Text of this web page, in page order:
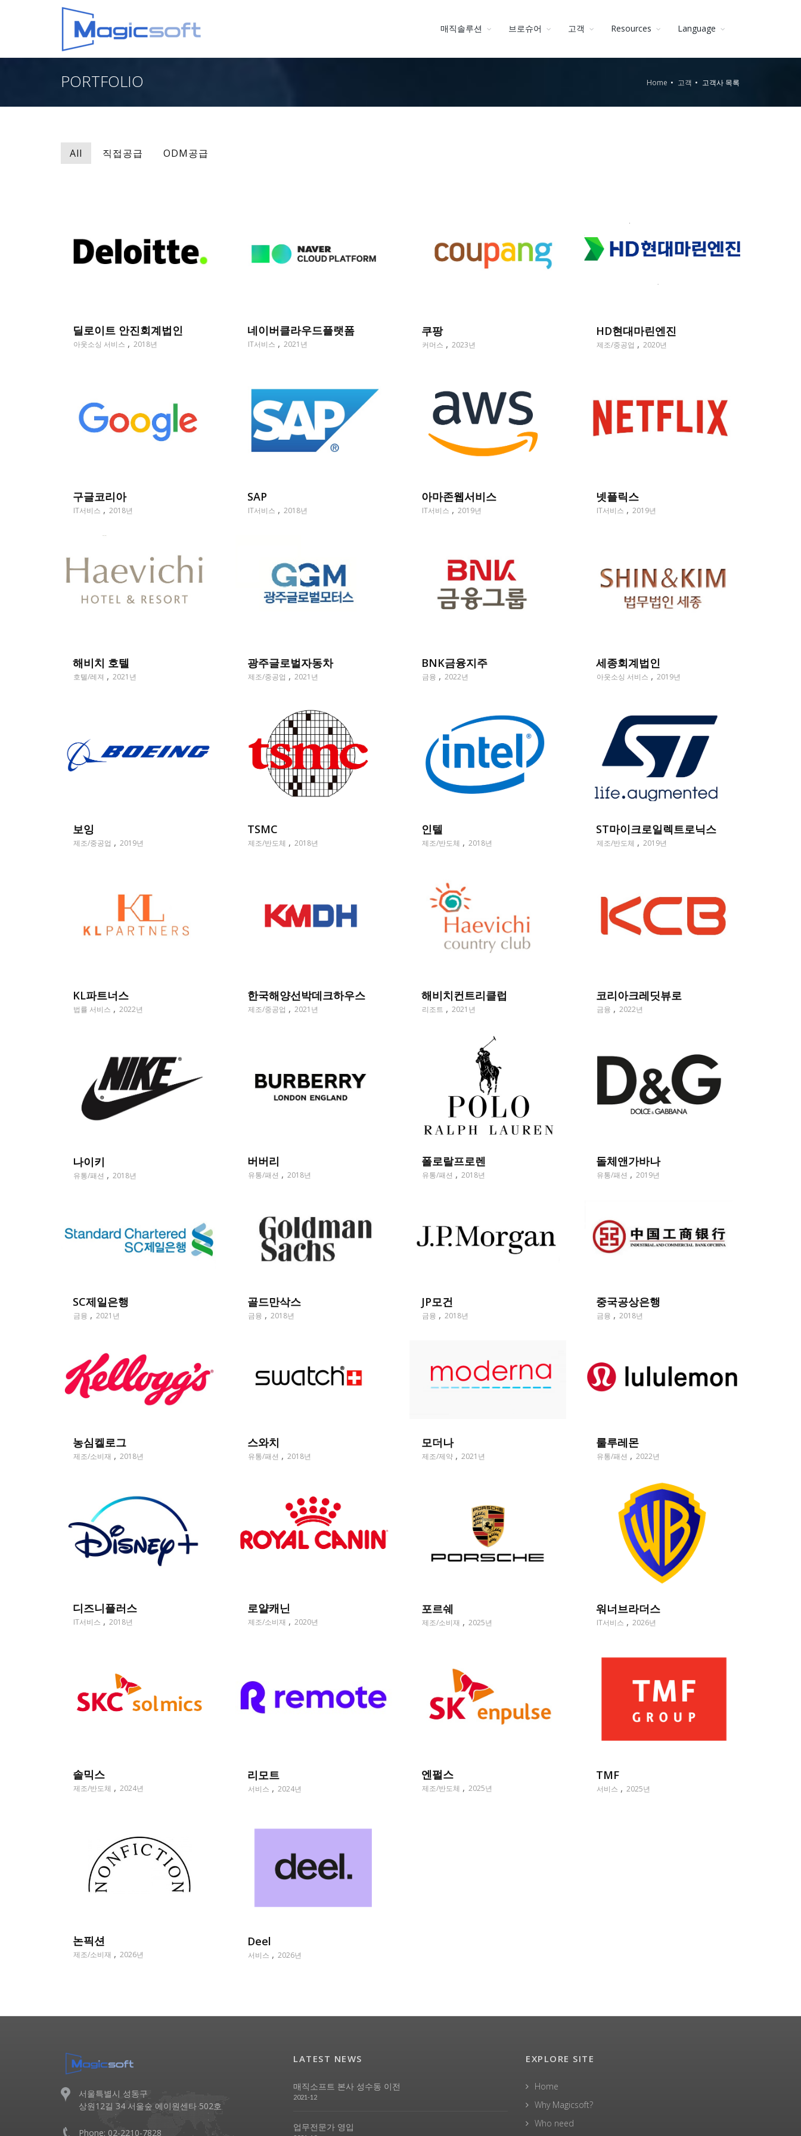
매직솔루션 브로슈어 고객 Resources Language
PORTFOLIO Home 고객 고객사 목록
All 직접공급 ODM공급
딜로이트 안진회계법인
아웃소싱 서비스 2018년
네이버클라우드플랫폼
IT서비스 2021년
쿠팡
커머스 2023년
HD현대마린엔진
제조/중공업 2020년
구글코리아
IT서비스 2018년
SAP
IT서비스 2018년
아마존웹서비스
IT서비스 2019년
넷플릭스
IT서비스 2019년
해비치 호텔
호텔/레져 2021년
광주글로벌자동차
제조/중공업 2021년
BNK금융지주
금융 2022년
세종회계법인
아웃소싱 서비스 2019년
보잉
제조/중공업 2019년
TSMC
제조/반도체 2018년
인텔
제조/반도체 2018년
ST마이크로일렉트로닉스
제조/반도체 2019년
KL파트너스
법률 서비스 2022년
한국해양선박데크하우스
제조/중공업 2021년
해비치컨트리클럽
리조트 2021년
코리아크레딧뷰로
금융 2022년
나이키
유통/패션 2018년
버버리
유통/패션 2018년
폴로랄프로렌
유통/패션 2018년
돌체앤가바나
유통/패션 2019년
SC제일은행
금융 2021년
골드만삭스
금융 2018년
JP모건
금융 2018년
중국공상은행
금융 2018년
농심켈로그
제조/소비재 2018년
스와치
유통/패션 2018년
모더나
제조/제약 2021년
룰루레몬
유통/패션 2022년
디즈니플러스
IT서비스 2018년
로얄캐닌
제조/소비재 2020년
포르쉐
제조/소비재 2025년
워너브라더스
IT서비스 2026년
솔믹스
제조/반도체 2024년
리모트
서비스 2024년
엔펄스
제조/반도체 2025년
TMF
서비스 2025년
논픽션
제조/소비재 2026년
Deel
서비스 2026년
서울특별시 성동구
상원12길 34 서울숲 에이원센타 502호
Phone: 02-2210-7828
LATEST NEWS
매직소프트 본사 성수동 이전
2021-12
업무전문가 영입
EXPLORE SITE
Home
Why Magicsoft?
Who need